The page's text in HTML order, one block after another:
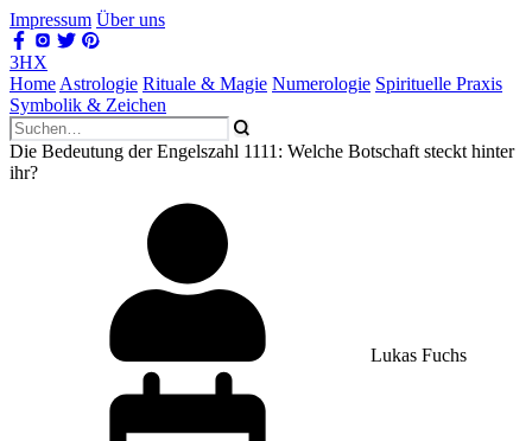
Impressum Über uns
3HX
Home Astrologie Rituale & Magie Numerologie Spirituelle Praxis
Symbolik & Zeichen
Die Bedeutung der Engelszahl 1111: Welche Botschaft steckt hinter
ihr?
Lukas Fuchs